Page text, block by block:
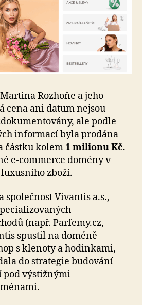
Rozhoňe a jeho
cena ani datum nejsou
ale podle
informací byla prodána
částku kolem1 milionu Kč.
e-commerce domény v
zboží.
společnost Vivantis a.s.,
(např. Parfemy.cz,
spustil na doméně
s klenoty a hodinkami,
do strategie budování
výstižnými